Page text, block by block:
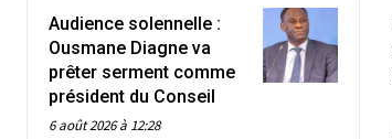
Audience solennelle :
Ousmane Diagne va
prêter serment comme
président du Conseil
6 août 2026 à 12:28